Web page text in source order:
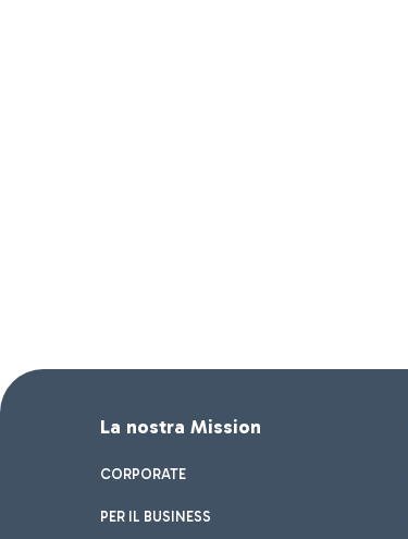
La nostra Mission
CORPORATE
PER IL BUSINESS